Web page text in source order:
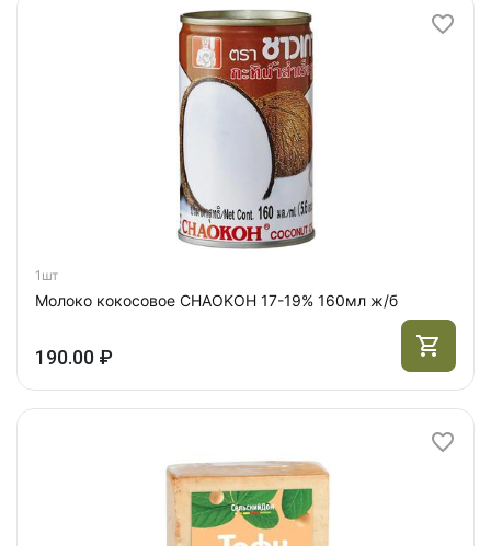
1шт
Молоко кокосовое CHAOKOH 17-19% 160мл ж/б
190.00 ₽